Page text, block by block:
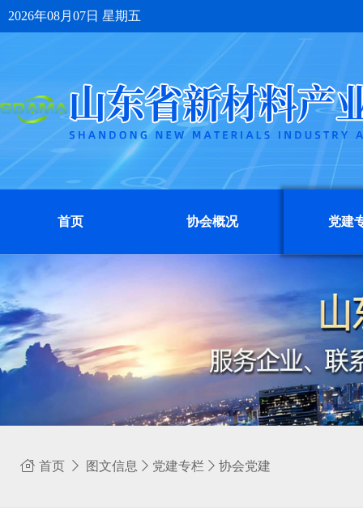
2026年08月07日 星期五
首页 协会概况 党建
首页 图文信息 党建专栏 协会党建